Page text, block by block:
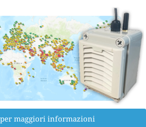
per maggiori informazioni